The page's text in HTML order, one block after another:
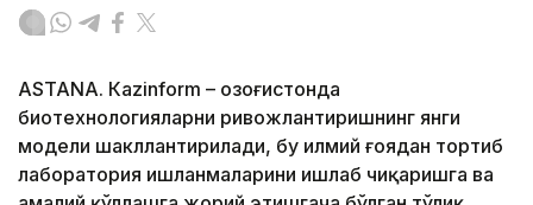
ASTANА. Кazinform – Қозоғистонда
биотехнологияларни ривожлантиришнинг янги
модели шакллантирилади, бу илмий ғоядан тортиб
лаборатория ишланмаларини ишлаб чиқаришга ва